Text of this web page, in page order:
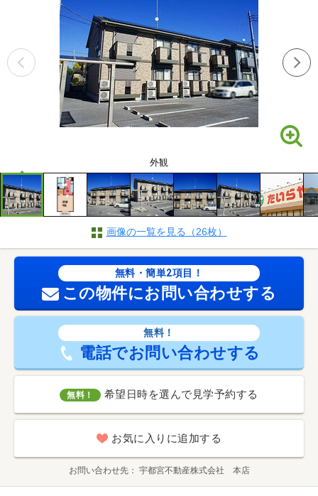
外観
画像の一覧を見る（26枚）
無料・簡単2項目！
この物件にお問い合わせする
無料！
電話でお問い合わせする
無料！ 希望日時を選んで見学予約する
お気に入りに追加する
お問い合わせ先 宇都宮不動産株式会社 本店